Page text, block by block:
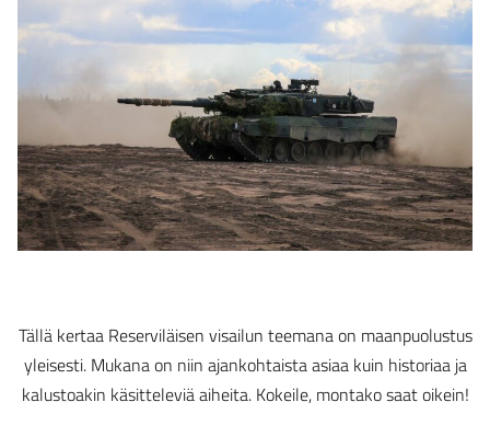
Tällä kertaa Reserviläisen visailun teemana on maanpuolustus
yleisesti. Mukana on niin ajankohtaista asiaa kuin historiaa ja
kalustoakin käsitteleviä aiheita. Kokeile, montako saat oikein!